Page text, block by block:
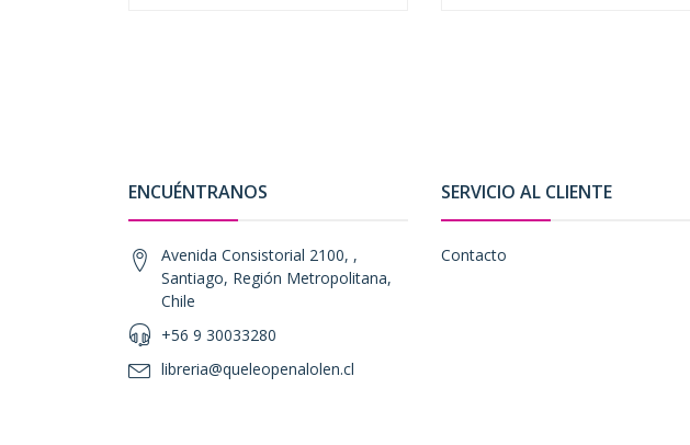
ENCUÉNTRANOS
Avenida Consistorial 2100, ,
Santiago, Región Metropolitana,
Chile
+56 9 30033280
libreria@queleopenalolen.cl
SERVICIO AL CLIENTE
Contacto